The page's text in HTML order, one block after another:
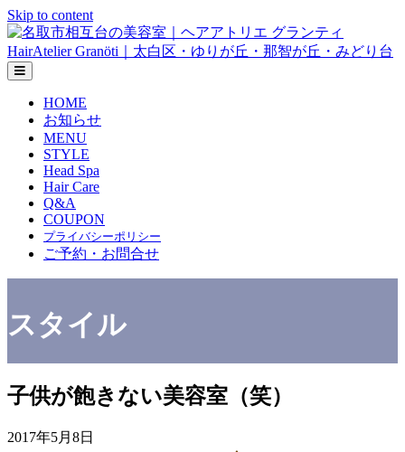
Skip to content
メニューの設定
HOME
お知らせ
MENU
STYLE
Head Spa
Hair Care
Q&A
COUPON
プライバシーポリシー
ご予約・お問合せ
スタイル
子供が飽きない美容室（笑）
2017年5月8日